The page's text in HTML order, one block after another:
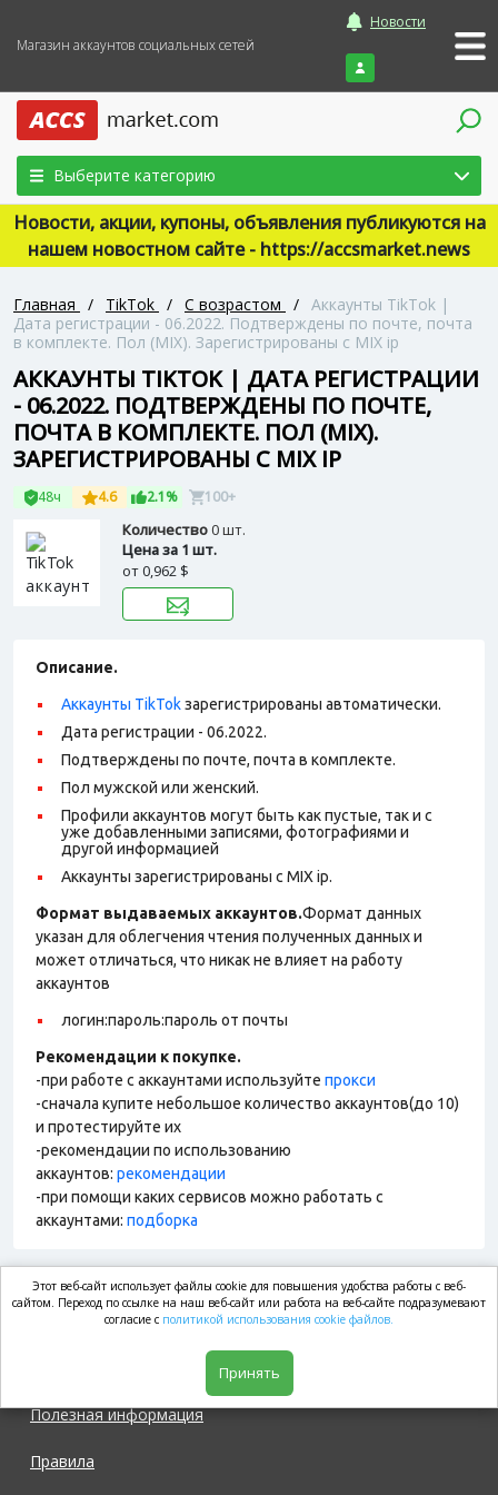
Магазин аккаунтов социальных сетей
Новости
Войти
Выберите категорию
Новости, акции, купоны, объявления публикуются на
нашем новостном сайте - https://accsmarket.news
Главная / TikTok / С возрастом / Аккаунты TikTok |
Дата регистрации - 06.2022. Подтверждены по почте, почта
в комплекте. Пол (MIX). Зарегистрированы с MIX ip
АККАУНТЫ TIKTOK | ДАТА РЕГИСТРАЦИИ
- 06.2022. ПОДТВЕРЖДЕНЫ ПО ПОЧТЕ,
ПОЧТА В КОМПЛЕКТЕ. ПОЛ (MIX).
ЗАРЕГИСТРИРОВАНЫ С MIX IP
48ч 4.6 2.1% 100+
Количество0 шт.
Цена за 1 шт.
от0,962 $
Описание.
Аккаунты TikTokзарегистрированы автоматически.
Дата регистрации - 06.2022.
Подтверждены по почте, почта в комплекте.
Пол мужской или женский.
Профили аккаунтов могут быть как пустые, так и с
уже добавленными записями, фотографиями и
другой информацией
Аккаунты зарегистрированы с MIX ip.
Формат выдаваемых аккаунтов.Формат данных
указан для облегчения чтения полученных данных и
может отличаться, что никак не влияет на работу
аккаунтов
логин:пароль:пароль от почты
Рекомендации к покупке.
-при работе с аккаунтами используйте прокси
-сначала купите небольшое количество аккаунтов(до 10)
и протестируйте их
-рекомендации по использованию
аккаунтов: рекомендации
-при помощи каких сервисов можно работать с
аккаунтами: подборка
market.com
Полезная информация
Правила
Этот веб-сайт использует файлы cookie для повышения удобства работы с веб-
сайтом. Переход по ссылке на наш веб-сайт или работа на веб-сайте подразумевают
согласие с политикой использования cookie файлов.
Принять